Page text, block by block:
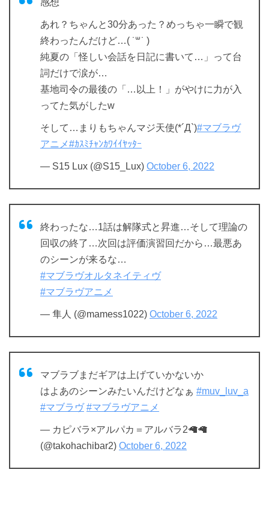
感想
あれ？ちゃんと30分あった？めっちゃ一瞬で観
終わったんだけど…( ˙꒳​˙ )
純夏の「怪しい会話を日記に書いて…」って台
詞だけで涙が…
基地司令の最後の「…以上！」がやけに力が入
ってた気がしたw
そして…まりもちゃんマジ天使(*´Д`)#マブラヴ
アニメ#ｶｽﾐﾁｬﾝｶﾜｲｲﾔｯﾀｰ
— S15 Lux (@S15_Lux) October 6, 2022
終わったな…1話は解隊式と昇進…そして理論の
回収の終了…次回は評価演習回だから…最悪あ
のシーンが来るな…
#マブラヴオルタネイティヴ
#マブラヴアニメ
— 隼人 (@mamess1022) October 6, 2022
マブラブまだギアは上げていかないか
はよあのシーンみたいんだけどなぁ #muv_luv_a
#マブラヴ #マブラヴアニメ
— カピバラ×アルパカ＝アルバラ2🦙🦙
(@takohachibar2) October 6, 2022